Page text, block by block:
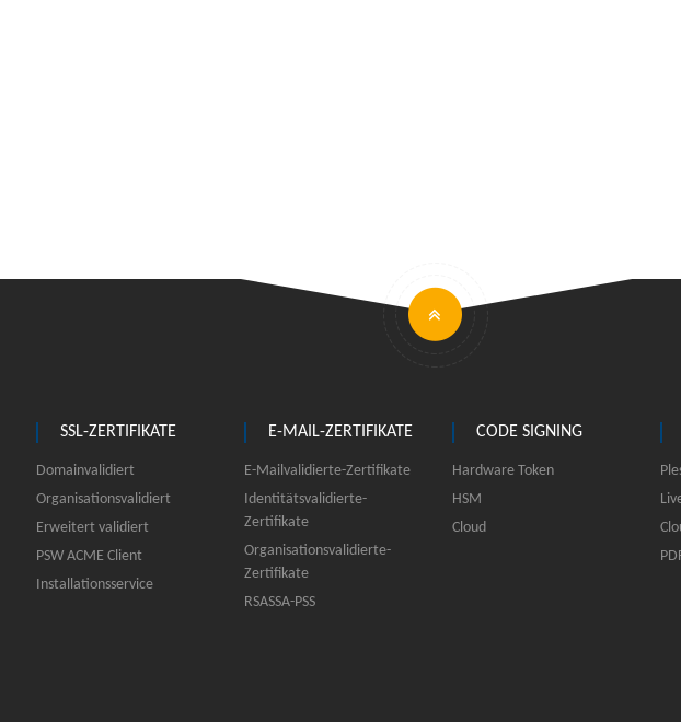
SSL-ZERTIFIKATE
Domainvalidiert
Organisationsvalidiert
Erweitert validiert
PSW ACME Client
Installationsservice
E-MAIL-ZERTIFIKATE
E-Mailvalidierte-Zertifikate
Identitätsvalidierte-
Zertifikate
Organisationsvalidierte-
Zertifikate
RSASSA-PSS
CODE SIGNING
Hardware Token
HSM
Cloud